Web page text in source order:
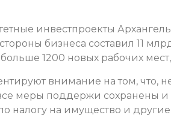
инвестпроекты
бизнеса составил 11
1200 новых рабочих
внимание на том, что,
все меры поддержи сохранены
налогу на имущество и другие.